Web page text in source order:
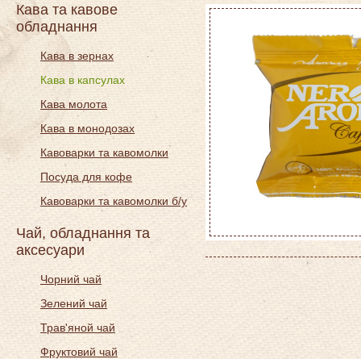
Кава та кавове
обладнання
Кава в зернах
Кава в капсулах
Кава молота
Кава в монодозах
Кавоварки та кавомолки
Посуда для кофе
Кавоварки та кавомолки б/у
Чай, обладнання та
аксесуари
Чорний чай
Зелений чай
Трав'яной чай
Фруктовий чай